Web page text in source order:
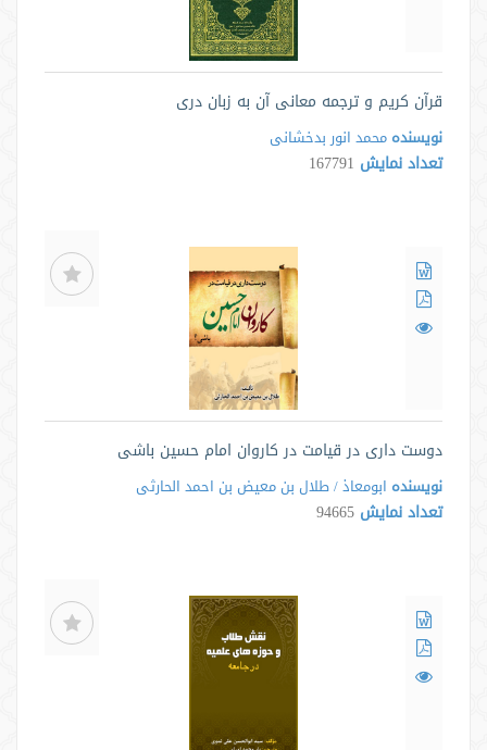
قرآن کریم و ترجمه معانی آن به زبان دری
نویسنده محمد انور بدخشانی
تعداد نمایش 167791
دوست داری در قیامت در کاروان امام حسین باشی
نویسنده ابومعاذ / طلال بن معیض بن احمد الحارثی
تعداد نمایش 94665